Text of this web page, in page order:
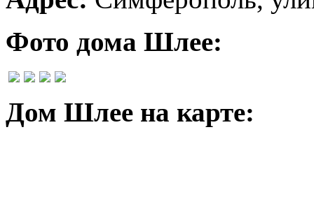
Фото дома Шлее:
Дом Шлее на карте: